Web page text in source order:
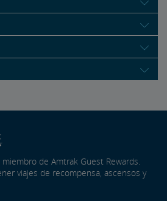
de Amtrak Guest Rewards.
viajes de recompensa, ascensos y